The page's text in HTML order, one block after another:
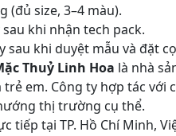
(đủ size, 3–4 màu).
khi nhận tech pack.
sau khi duyệt mẫu và đặt
Thuỷ Linh Hoa là nhà
em. Công ty hợp tác
thị trường cụ thể.
tiếp tại TP. Hồ Chí Minh,